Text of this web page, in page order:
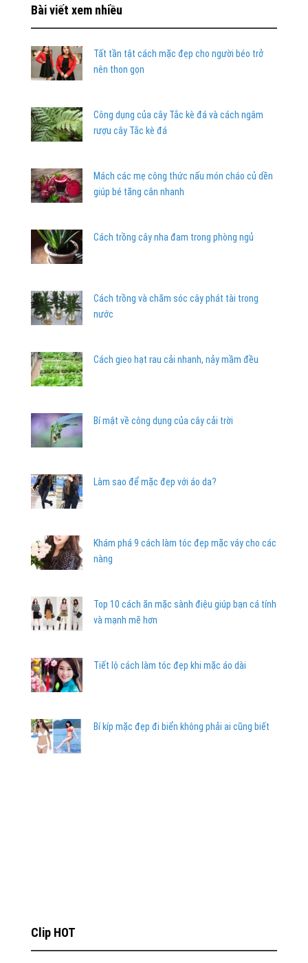
Bài viết xem nhiều
Tất tần tật cách mặc đẹp cho người béo trở
nên thon gọn
Công dụng của cây Tắc kè đá và cách ngâm
rượu cây Tắc kè đá
Mách các mẹ công thức nấu món cháo củ dền
giúp bé tăng cân nhanh
Cách trồng cây nha đam trong phòng ngủ
Cách trồng và chăm sóc cây phát tài trong
nước
Cách gieo hạt rau cải nhanh, nảy mầm đều
Bí mật về công dụng của cây cải trời
Làm sao để mặc đẹp với áo da?
Khám phá 9 cách làm tóc đẹp mặc váy cho các
nàng
Top 10 cách ăn mặc sành điệu giúp bạn cá tính
và mạnh mẽ hơn
Tiết lộ cách làm tóc đẹp khi mặc áo dài
Bí kíp mặc đẹp đi biển không phải ai cũng biết
Clip HOT